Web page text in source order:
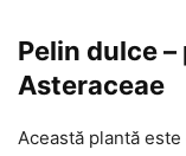
Pelin dulce
Asteraceae
Această plantă